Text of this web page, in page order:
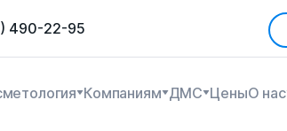
490-22-95
Компаниям ДМС ЦеныО нас